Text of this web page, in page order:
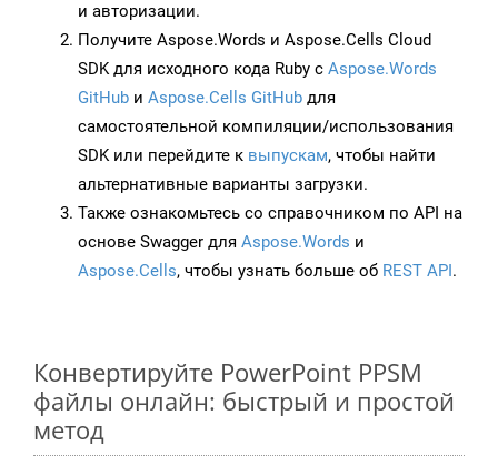
и авторизации.
Получите Aspose.Words и Aspose.Cells Cloud
SDK для исходного кода Ruby с Aspose.Words
GitHub и Aspose.Cells GitHub для
самостоятельной компиляции/использования
SDK или перейдите к выпускам, чтобы найти
альтернативные варианты загрузки.
Также ознакомьтесь со справочником по API на
основе Swagger для Aspose.Words и
Aspose.Cells, чтобы узнать больше об REST API.
Конвертируйте PowerPoint PPSM
файлы онлайн: быстрый и простой
метод